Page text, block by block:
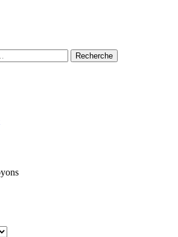
Recherche